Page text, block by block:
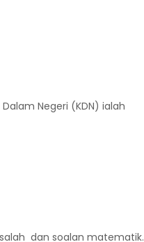
Negeri (KDN) ialah
dan soalan matematik.